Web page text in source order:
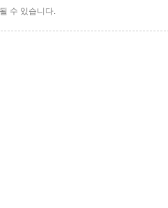
수 있습니다.